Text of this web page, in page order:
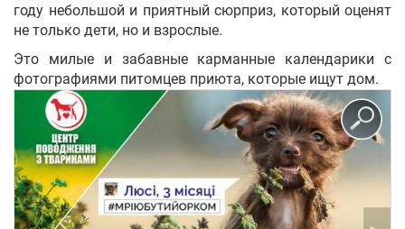
году небольшой и приятный сюрприз, который оценят
не только дети, но и взрослые.
Это милые и забавные карманные календарики с
фотографиями питомцев приюта, которые ищут дом.